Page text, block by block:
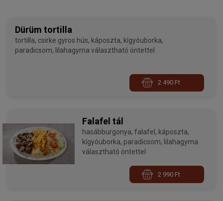
Dürüm tortilla
tortilla, csirke gyros hús, káposzta, kígyóuborka,
paradicsom, lilahagyma választható öntettel
2 490 Ft
Falafel tál
hasábburgonya, falafel, káposzta,
kígyóuborka, paradicsom, lilahagyma
választható öntettel
2 990 Ft